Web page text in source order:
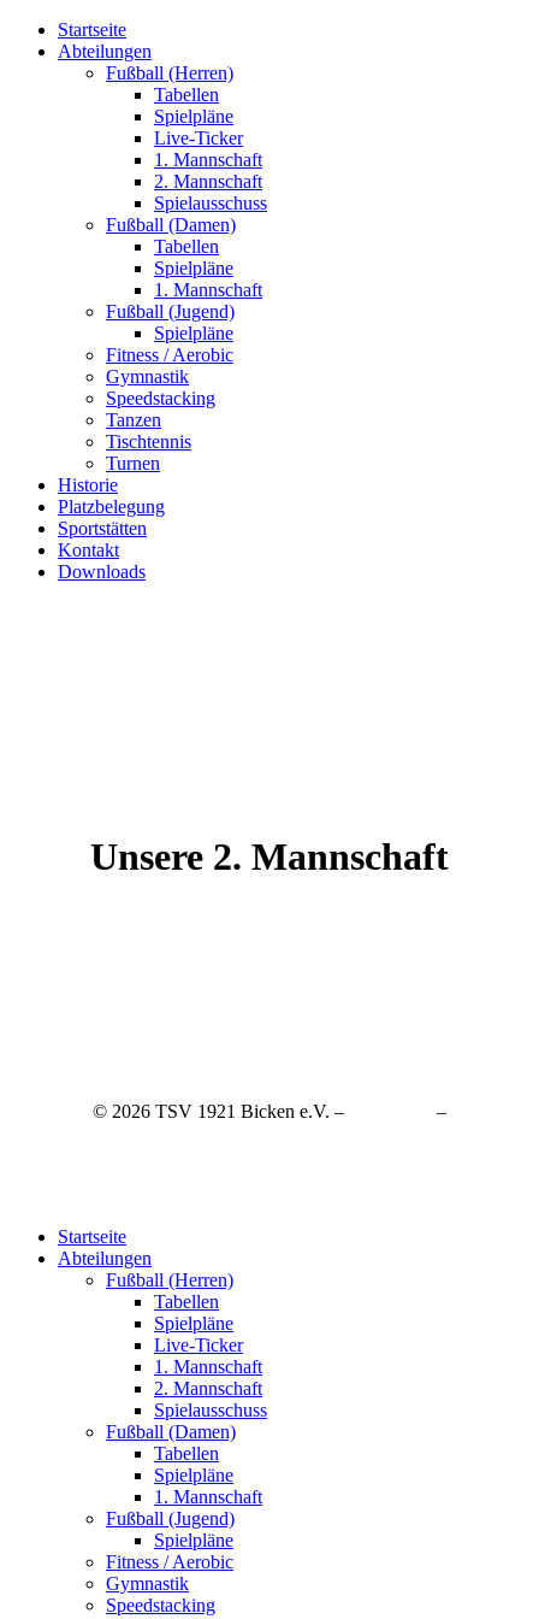
Startseite
Abteilungen
Fußball (Herren)
Tabellen
Spielpläne
Live-Ticker
1. Mannschaft
2. Mannschaft
Spielausschuss
Fußball (Damen)
Tabellen
Spielpläne
1. Mannschaft
Fußball (Jugend)
Spielpläne
Fitness / Aerobic
Gymnastik
Speedstacking
Tanzen
Tischtennis
Turnen
Historie
Platzbelegung
Sportstätten
Kontakt
Downloads
Unsere 2. Mannschaft
© 2026 TSV 1921 Bicken e.V. –
–
Startseite
Abteilungen
Fußball (Herren)
Tabellen
Spielpläne
Live-Ticker
1. Mannschaft
2. Mannschaft
Spielausschuss
Fußball (Damen)
Tabellen
Spielpläne
1. Mannschaft
Fußball (Jugend)
Spielpläne
Fitness / Aerobic
Gymnastik
Speedstacking